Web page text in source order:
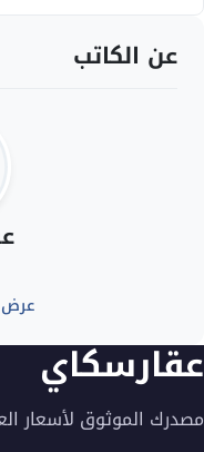
عن الكاتب
عرض
عقارسكاي
مصدرك الموثوق لأسعار